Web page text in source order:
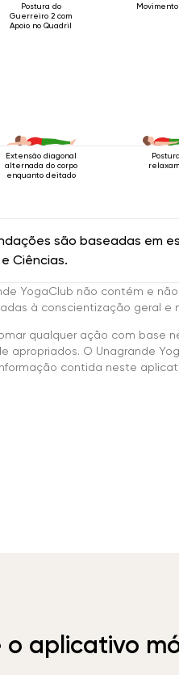
Postura do
Guerreiro 2 com
Apoio no Quadril
Extensão diagonal
alternada do corpo
enquanto deitado
são baseadas em
Ciências.
YogaClub não contém e
à conscientização geral e
qualquer ação com base
apropriados. O Unagrande
contida neste
o aplicativo